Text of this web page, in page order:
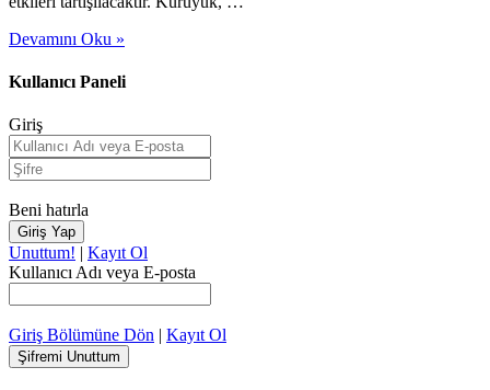
Devamını Oku »
Kullanıcı Paneli
Giriş
Beni hatırla
Unuttum! | Kayıt Ol
Kullanıcı Adı veya E-posta
Giriş Bölümüne Dön | Kayıt Ol